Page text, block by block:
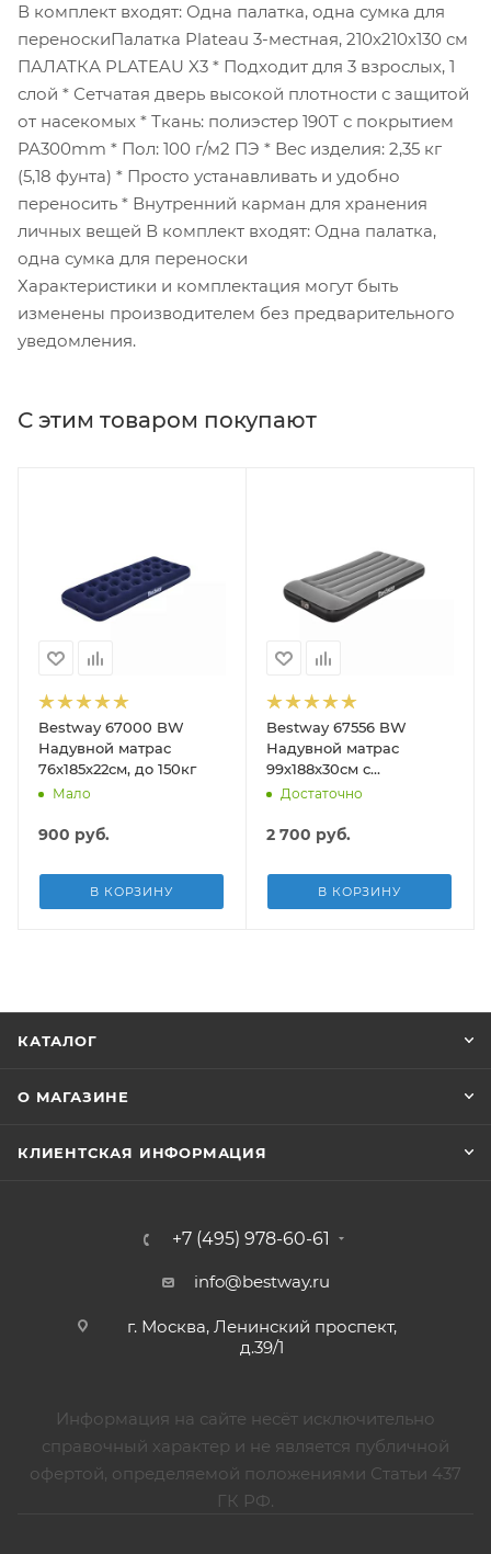
В комплект входят: Одна палатка, одна сумка для
переноскиПалатка Plateau 3-местная, 210х210х130 см
ПАЛАТКА PLATEAU X3 * Подходит для 3 взрослых, 1
слой * Сетчатая дверь высокой плотности с защитой
от насекомых * Ткань: полиэстер 190T с покрытием
PA300mm * Пол: 100 г/м2 ПЭ * Вес изделия: 2,35 кг
(5,18 фунта) * Просто устанавливать и удобно
переносить * Внутренний карман для хранения
личных вещей В комплект входят: Одна палатка,
одна сумка для переноски
Характеристики и комплектация могут быть
изменены производителем без предварительного
уведомления.
С этим товаром покупают
Bestway 67000 BW
Надувной матрас
76х185х22см, до 150кг
Мало
900 руб.
В КОРЗИНУ
Bestway 67556 BW
Надувной матрас
99х188х30см с
подголовником,
150кг
Достаточно
2 700 руб.
В КОРЗИНУ
КАТАЛОГ
О МАГАЗИНЕ
КЛИЕНТСКАЯ ИНФОРМАЦИЯ
+7 (495) 978-60-61
info@bestway.ru
г. Москва, Ленинский проспект,
д.39/1
Информация на сайте несёт исключительно
справочный характер и не является публичной
офертой, определяемой положениями Статьи 437
ГК РФ.